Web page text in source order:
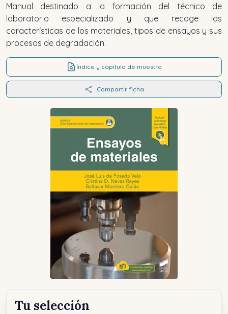
Manual destinado a la formación del técnico de
laboratorio especializado y que recoge las
características de los materiales, tipos de ensayos y sus
procesos de degradación.
Índice y capítulo de muestra
Compartir ficha
Tu selección